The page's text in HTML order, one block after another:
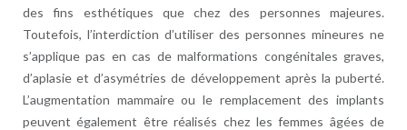
des fins esthétiques que chez des personnes majeures.
Toutefois, l’interdiction d’utiliser des personnes mineures ne
s’applique pas en cas de malformations congénitales graves,
d’aplasie et d’asymétries de développement après la puberté.
L’augmentation mammaire ou le remplacement des implants
peuvent également être réalisés chez les femmes âgées de